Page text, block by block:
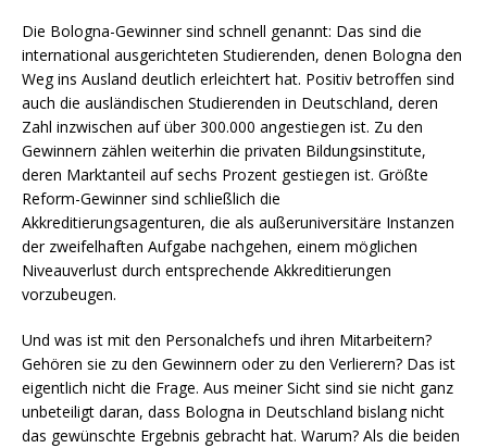
Die Bologna-Gewinner sind schnell genannt: Das sind die
international ausgerichteten Studierenden, denen Bologna den
Weg ins Ausland deutlich erleichtert hat. Positiv betroffen sind
auch die ausländischen Studierenden in Deutschland, deren
Zahl inzwischen auf über 300.000 angestiegen ist. Zu den
Gewinnern zählen weiterhin die privaten Bildungsinstitute,
deren Marktanteil auf sechs Prozent gestiegen ist. Größte
Reform-Gewinner sind schließlich die
Akkreditierungsagenturen, die als außeruniversitäre Instanzen
der zweifelhaften Aufgabe nachgehen, einem möglichen
Niveauverlust durch entsprechende Akkreditierungen
vorzubeugen.
Und was ist mit den Personalchefs und ihren Mitarbeitern?
Gehören sie zu den Gewinnern oder zu den Verlierern? Das ist
eigentlich nicht die Frage. Aus meiner Sicht sind sie nicht ganz
unbeteiligt daran, dass Bologna in Deutschland bislang nicht
das gewünschte Ergebnis gebracht hat. Warum? Als die beiden